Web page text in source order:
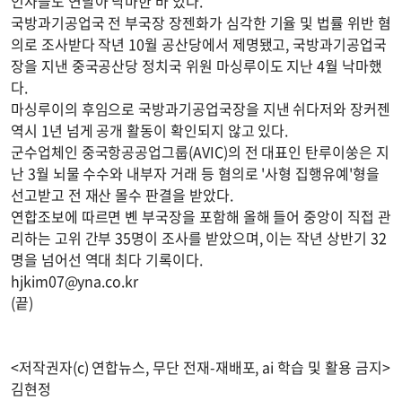
국방과기공업국 전 부국장 장젠화가 심각한 기율 및 법률 위반 혐
의로 조사받다 작년 10월 공산당에서 제명됐고, 국방과기공업국
장을 지낸 중국공산당 정치국 위원 마싱루이도 지난 4월 낙마했
다.
마싱루이의 후임으로 국방과기공업국장을 지낸 쉬다저와 장커젠
역시 1년 넘게 공개 활동이 확인되지 않고 있다.
군수업체인 중국항공공업그룹(AVIC)의 전 대표인 탄루이쑹은 지
난 3월 뇌물 수수와 내부자 거래 등 혐의로 '사형 집행유예'형을
선고받고 전 재산 몰수 판결을 받았다.
연합조보에 따르면 볜 부국장을 포함해 올해 들어 중앙이 직접 관
리하는 고위 간부 35명이 조사를 받았으며, 이는 작년 상반기 32
명을 넘어선 역대 최다 기록이다.
hjkim07@yna.co.kr
(끝)
<저작권자(c) 연합뉴스, 무단 전재-재배포, ai 학습 및 활용 금지>
김현정